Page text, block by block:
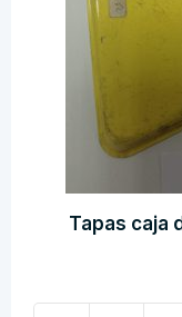
Tapas caja